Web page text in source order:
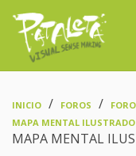
INICIO FOROS
MAPA MENTAL ILUSTRADO
MAPA MENTAL